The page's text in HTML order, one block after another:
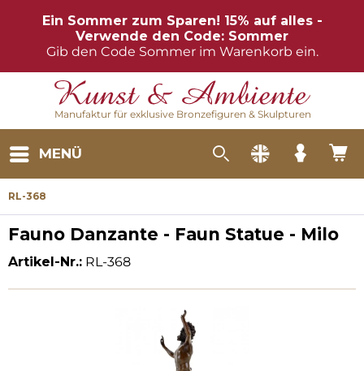
Ein Sommer zum Sparen! 15% auf alles -
Verwende den Code: Sommer
Gib den Code Sommer im Warenkorb ein.
Manufaktur für exklusive Bronzefiguren & Skulpturen
MENÜ
RL-368
Fauno Danzante - Faun Statue - Milo
Artikel-Nr.: RL-368